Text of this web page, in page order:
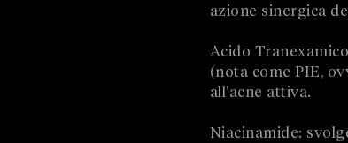
azione sinergica
Acido
(nota come PIE,
all'acne attiva.
Niacinamide: